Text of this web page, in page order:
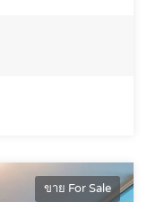
ขาย For Sale